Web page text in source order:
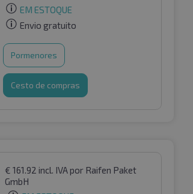
EM ESTOQUE
Envio gratuito
Pormenores
Cesto de compras
€ 161.92 incl. IVApor Raifen Paket
GmbH